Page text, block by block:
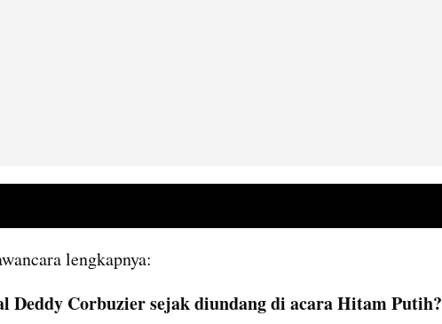
lengkapnya:
Deddy Corbuzier sejak diundang di acara Hitam Putih?